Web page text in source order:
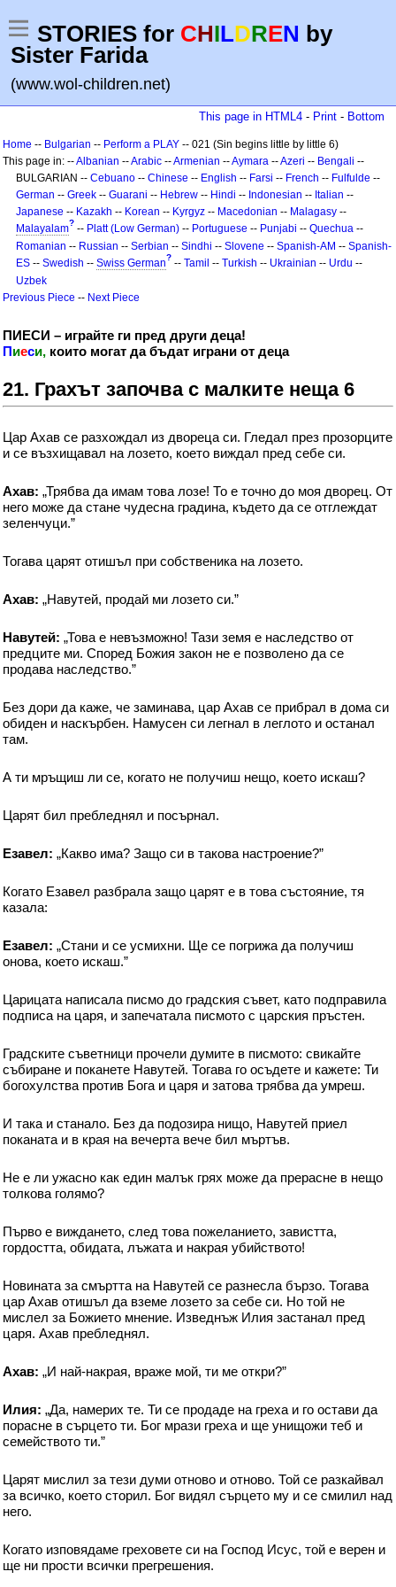
STORIES for CHILDREN by
Sister Farida
(www.wol-children.net)
This page in HTML4 - Print - Bottom
Home -- Bulgarian -- Perform a PLAY -- 021 (Sin begins little by little 6)
This page in: --Albanian --Arabic --Armenian --Aymara --Azeri -- Bengali --
BULGARIAN -- Cebuano -- Chinese -- English -- Farsi -- French -- Fulfulde --
German -- Greek -- Guarani -- Hebrew -- Hindi -- Indonesian -- Italian --
Japanese -- Kazakh -- Korean -- Kyrgyz -- Macedonian -- Malagasy --
Malayalam? -- Platt (Low German) -- Portuguese -- Punjabi -- Quechua --
Romanian -- Russian -- Serbian -- Sindhi -- Slovene -- Spanish-AM -- Spanish-
ES -- Swedish -- Swiss German? -- Tamil -- Turkish -- Ukrainian -- Urdu --
Uzbek
Previous Piece -- Next Piece
ПИЕСИ – играйте ги пред други деца!
Пиеси, които могат да бъдат играни от деца
21. Грахът започва с малките неща 6
Цар Ахав се разхождал из двореца си. Гледал през прозорците
и се възхищавал на лозето, което виждал пред себе си.
Ахав: „Трябва да имам това лозе! То е точно до моя дворец. От
него може да стане чудесна градина, където да се отглеждат
зеленчуци.”
Тогава царят отишъл при собственика на лозето.
Ахав: „Навутей, продай ми лозето си.”
Навутей: „Това е невъзможно! Тази земя е наследство от
предците ми. Според Божия закон не е позволено да се
продава наследство.”
Без дори да каже, че заминава, цар Ахав се прибрал в дома си
обиден и наскърбен. Намусен си легнал в леглото и останал
там.
А ти мръщиш ли се, когато не получиш нещо, което искаш?
Царят бил пребледнял и посърнал.
Езавел: „Какво има? Защо си в такова настроение?”
Когато Езавел разбрала защо царят е в това състояние, тя
казала:
Езавел: „Стани и се усмихни. Ще се погрижа да получиш
онова, което искаш.”
Царицата написала писмо до градския съвет, като подправила
подписа на царя, и запечатала писмото с царския пръстен.
Градските съветници прочели думите в писмото: свикайте
събиране и поканете Навутей. Тогава го осъдете и кажете: Ти
богохулства против Бога и царя и затова трябва да умреш.
И така и станало. Без да подозира нищо, Навутей приел
поканата и в края на вечерта вече бил мъртъв.
Не е ли ужасно как един малък грях може да прерасне в нещо
толкова голямо?
Първо е виждането, след това пожеланието, завистта,
гордостта, обидата, лъжата и накрая убийството!
Новината за смъртта на Навутей се разнесла бързо. Тогава
цар Ахав отишъл да вземе лозето за себе си. Но той не
мислел за Божието мнение. Изведнъж Илия застанал пред
царя. Ахав пребледнял.
Ахав: „И най-накрая, враже мой, ти ме откри?”
Илия: „Да, намерих те. Ти се продаде на греха и го остави да
порасне в сърцето ти. Бог мрази греха и ще унищожи теб и
семейството ти.”
Царят мислил за тези думи отново и отново. Той се разкайвал
за всичко, което сторил. Бог видял сърцето му и се смилил над
него.
Когато изповядаме греховете си на Господ Исус, той е верен и
ще ни прости всички прегрешения.